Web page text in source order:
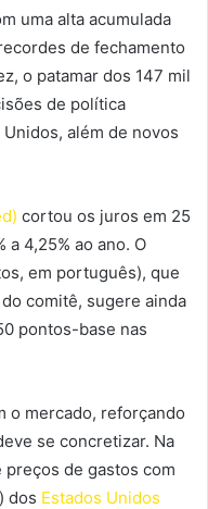
uma alta acumulada
de fechamento
o patamar dos 147 mil
de política
além de novos
cortou os juros em 25
4,25% ao ano. O
em português), que
comitê, sugere ainda
pontos-base nas
o mercado, reforçando
se concretizar. Na
de gastos com
dos Estados Unidos